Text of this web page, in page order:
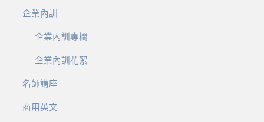
企業內訓
企業內訓專欄
企業內訓花絮
名師講座
商用英文